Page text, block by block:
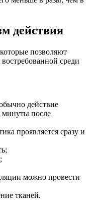
действия
позволяют
среди
действие
минуты после
проявляется сразу и
можно провести
тканей.